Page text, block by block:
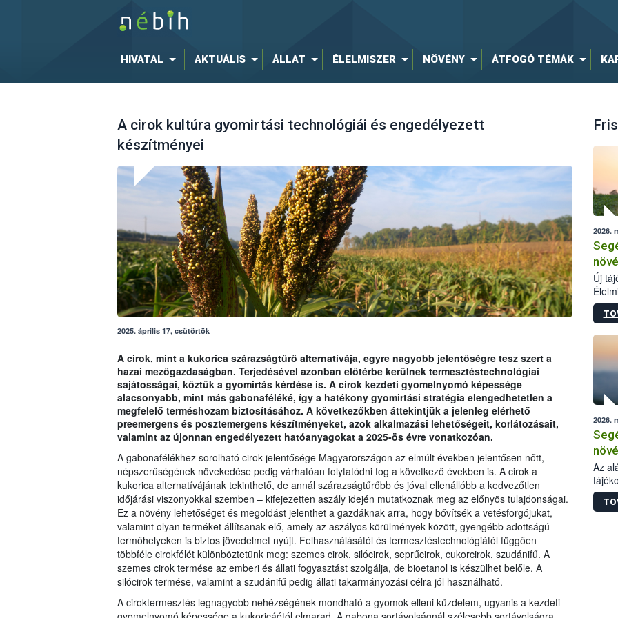
HIVATAL AKTUÁLIS ÁLLAT ÉLELMISZER NÖVÉNY ÁTFOGÓ TÉMÁK
A cirok kultúra gyomirtási technológiái és engedélyezett
készítményei
2025. április 17, csütörtök
A cirok, mint a kukorica szárazságtűrő alternatívája, egyre nagyobb jelentőségre tesz szert a
hazai mezőgazdaságban. Terjedésével azonban előtérbe kerülnek termesztéstechnológiai
sajátosságai, köztük a gyomirtás kérdése is. A cirok kezdeti gyomelnyomó képessége
alacsonyabb, mint más gabonaféléké, így a hatékony gyomirtási stratégia elengedhetetlen a
megfelelő terméshozam biztosításához. A következőkben áttekintjük a jelenleg elérhető
preemergens és posztemergens készítményeket, azok alkalmazási lehetőségeit, korlátozásait,
valamint az újonnan engedélyezett hatóanyagokat a 2025-ös évre vonatkozóan.
A gabonafélékhez sorolható cirok jelentősége Magyarországon az elmúlt években jelentősen nőtt,
népszerűségének növekedése pedig várhatóan folytatódni fog a következő években is. A cirok a
kukorica alternatívájának tekinthető, de annál szárazságtűrőbb és jóval ellenállóbb a kedvezőtlen
időjárási viszonyokkal szemben – kifejezetten aszály idején mutatkoznak meg az előnyös tulajdonságai.
Ez a növény lehetőséget és megoldást jelenthet a gazdáknak arra, hogy bővítsék a vetésforgójukat,
valamint olyan terméket állítsanak elő, amely az aszályos körülmények között, gyengébb adottságú
termőhelyeken is biztos jövedelmet nyújt. Felhasználásától és termesztéstechnológiától függően
többféle cirokfélét különböztetünk meg: szemes cirok, silócirok, seprűcirok, cukorcirok, szudánifű. A
szemes cirok termése az emberi és állati fogyasztást szolgálja, de bioetanol is készülhet belőle. A
silócirok termése, valamint a szudánifű pedig állati takarmányozási célra jól használható.
A ciroktermesztés legnagyobb nehézségének mondható a gyomok elleni küzdelem, ugyanis a kezdeti
2026.
Új
2026.
Az